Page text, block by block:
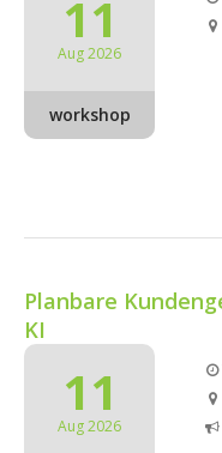
11
Aug 2026
workshop
Planbare
KI
11
Aug 2026